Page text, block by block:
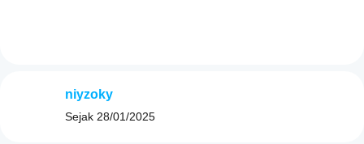
niyzoky
Sejak 28/01/2025